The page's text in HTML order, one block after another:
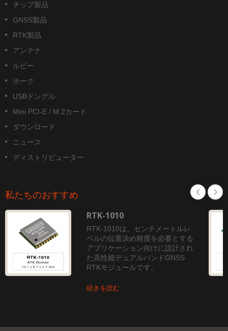
チップ製品
GNSS製品
RTK製品
アンテナ
ルビー
ホーク
USBドングル
Mini PCI-E / M.2カード
ダウンロード
ニュース
ディストリビューター
私たちのおすすめ
RTK-1010
RTK-1010は、センチメートルレ
ベルの位置決め精度を必要とする
アプリケーション向けに設計され
た高性能デュアルバンドGNSS
RTKモジュールです。
続きを読む